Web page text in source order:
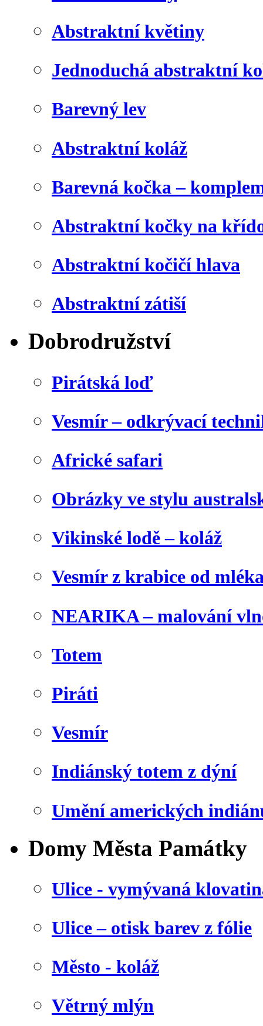
Abstraktní květiny
Jednoduchá abstraktní
Barevný lev
Abstraktní koláž
Barevná kočka –
Abstraktní kočky na
Abstraktní kočičí hlava
Abstraktní zátiší
Dobrodružství
Pirátská loď
Vesmír – odkrývací
Africké safari
Obrázky ve stylu
Vikinské lodě – koláž
Vesmír z krabice od
NEARIKA – malování
Totem
Piráti
Vesmír
Indiánský totem z dýní
Umění amerických
Domy Města Památky
Ulice - vymývaná
Ulice – otisk barev z fólie
Město - koláž
Větrný mlýn